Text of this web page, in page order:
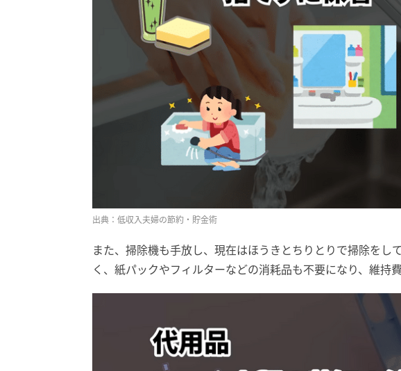
出典：低収入夫婦の節約・貯金術
また、掃除機も手放し、現在はほうきとちりとりで掃除をし
く、紙パックやフィルターなどの消耗品も不要になり、維持